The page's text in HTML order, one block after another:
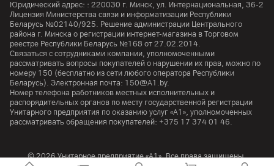
Юридический адрес: : 220030 г. Минск, ул. Интернациональная, 36-2
Лицензия Министерства связи и информатизации Республики
Беларусь №02140/925. Решение администрации Центрального
района г. Минска о регистрации интернет-магазина в Торговом
реестре Республики Беларусь №168 от 27.02.2014.
Связаться с сотрудниками компании, уполномоченными
рассматривать вопросы покупателей о нарушении их прав, можно по
номеру 150 (бесплатно из сети любого оператора Республики
Беларусь). Электронная почта: 150@A1.by.
Номер телефона работников местных исполнительных и
распорядительных органов по месту государственной регистрации
Унитарного предприятия по оказанию услуг «А1», уполномоченных
рассматривать обращения покупателей: +375 17 374 01 46.
© 2026 Унитарное предприятие «А1». Все права защищены.